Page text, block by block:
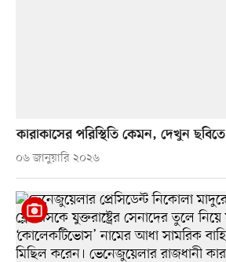
কারাকাসের পরিস্থিতি কেমন, দেখুন ছবিতে
০৬ জানুয়ারি ২০২৬